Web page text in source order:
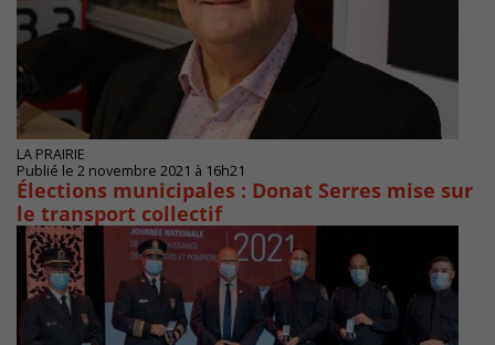
LA PRAIRIE
Publié le 2 novembre 2021 à 16h21
Élections municipales : Donat Serres mise sur
le transport collectif